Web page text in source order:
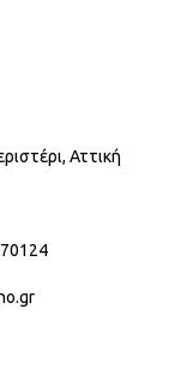
Αττική